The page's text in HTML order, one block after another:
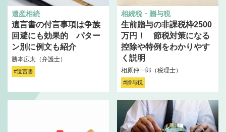
遺産相続
遺言書の付言事項は争族
回避にも効果的 パター
ン別に例文も紹介
勝本広太（弁護士）
#遺言書
相続税・贈与税
生前贈与の非課税枠2500
万円！ 節税対策になる
控除や特例をわかりやす
く説明
相原仲一郎（税理士）
#贈与税